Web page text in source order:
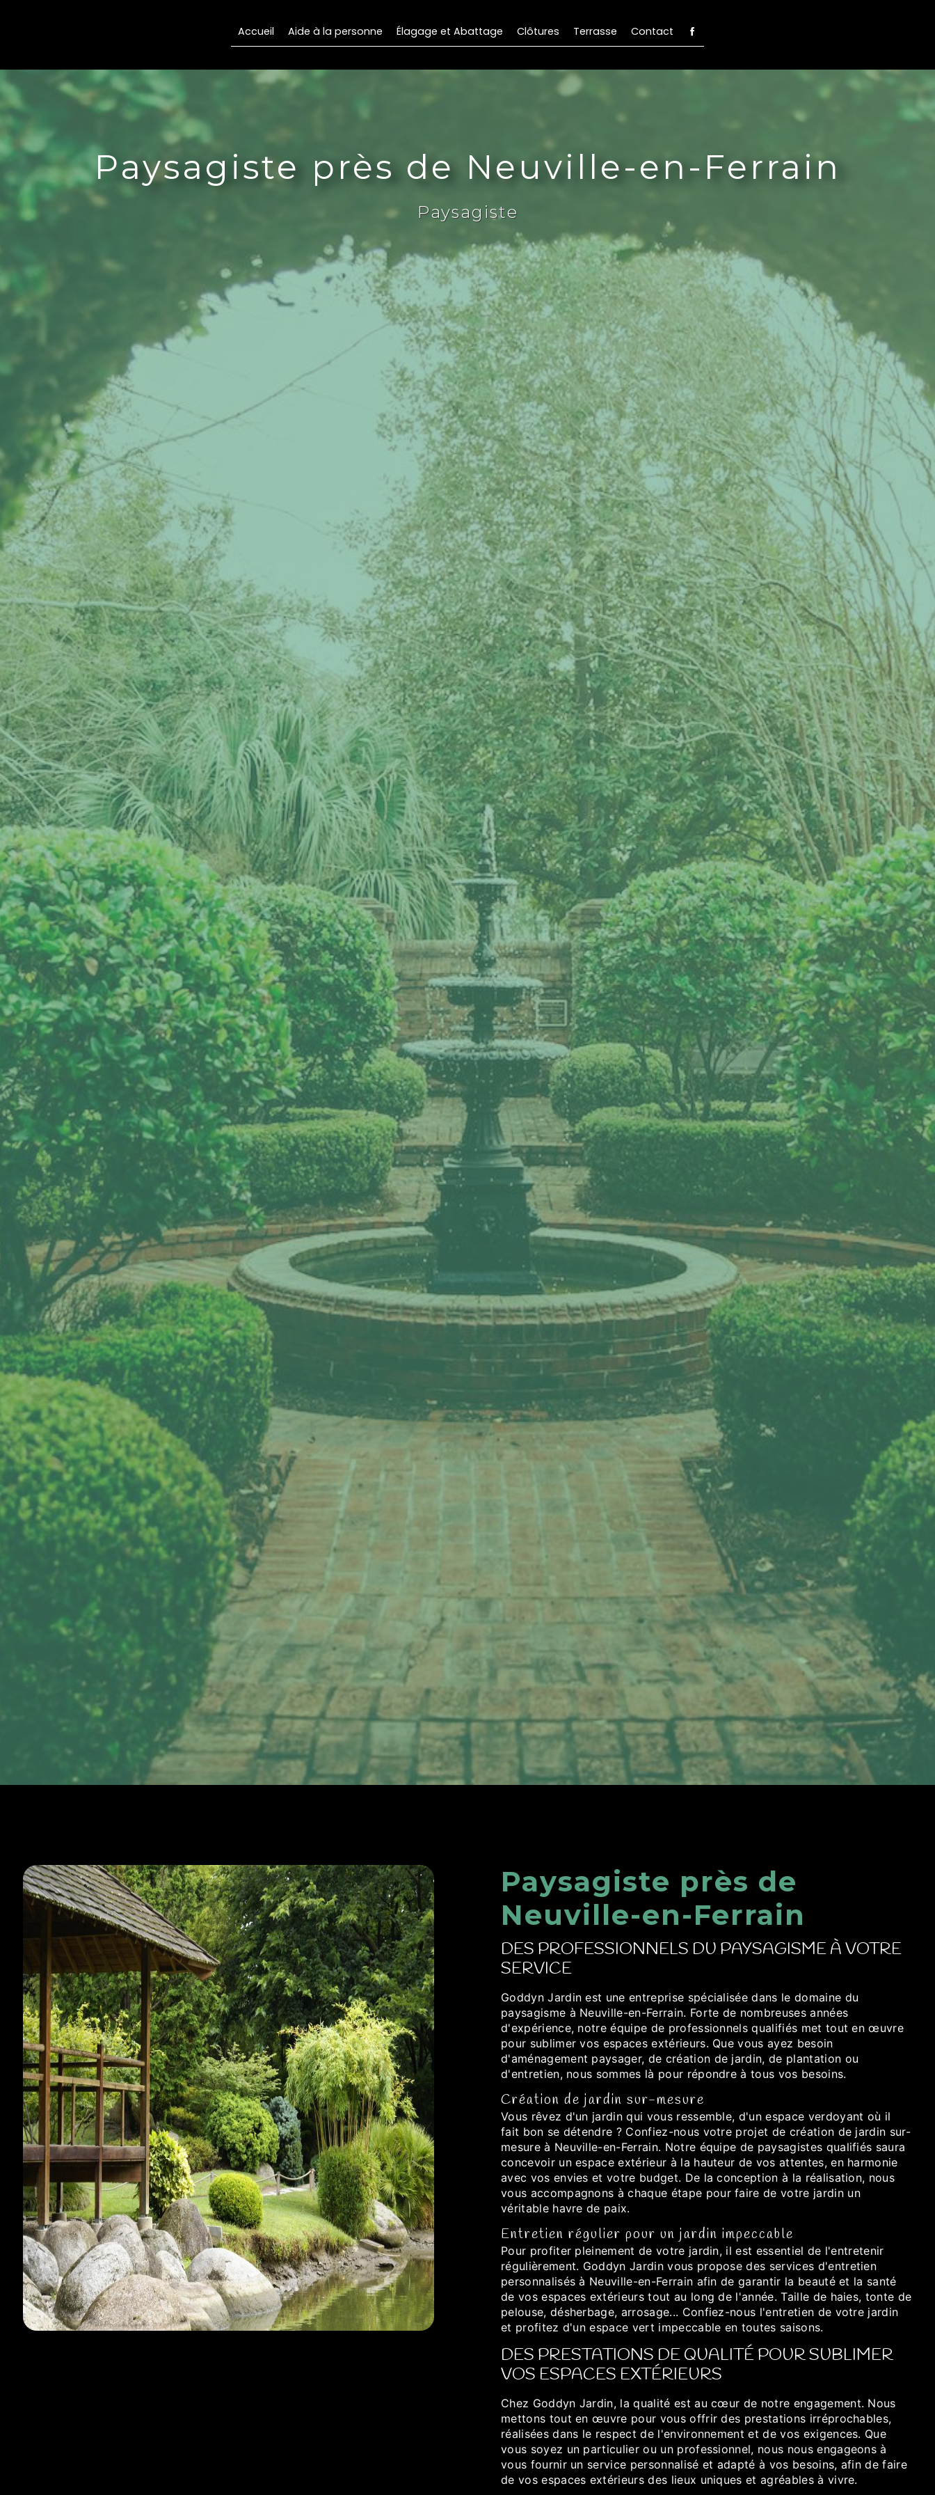
Accueil Aide à la personne Élagage et Abattage Clôtures Terrasse Contact
Paysagiste près de Neuville-en-Ferrain
Paysagiste
Paysagiste près de
Neuville-en-Ferrain
DES PROFESSIONNELS DU PAYSAGISME À VOTRE
SERVICE
Goddyn Jardin est une entreprise spécialisée dans le domaine du
paysagisme à Neuville-en-Ferrain. Forte de nombreuses années
d'expérience, notre équipe de professionnels qualifiés met tout en œuvre
pour sublimer vos espaces extérieurs. Que vous ayez besoin
d'aménagement paysager, de création de jardin, de plantation ou
d'entretien, nous sommes là pour répondre à tous vos besoins.
Création de jardin sur-mesure
Vous rêvez d'un jardin qui vous ressemble, d'un espace verdoyant où il
fait bon se détendre ? Confiez-nous votre projet de création de jardin sur-
mesure à Neuville-en-Ferrain. Notre équipe de paysagistes qualifiés saura
concevoir un espace extérieur à la hauteur de vos attentes, en harmonie
avec vos envies et votre budget. De la conception à la réalisation, nous
vous accompagnons à chaque étape pour faire de votre jardin un
véritable havre de paix.
Entretien régulier pour un jardin impeccable
Pour profiter pleinement de votre jardin, il est essentiel de l'entretenir
régulièrement. Goddyn Jardin vous propose des services d'entretien
personnalisés à Neuville-en-Ferrain afin de garantir la beauté et la santé
de vos espaces extérieurs tout au long de l'année. Taille de haies, tonte de
pelouse, désherbage, arrosage... Confiez-nous l'entretien de votre jardin
et profitez d'un espace vert impeccable en toutes saisons.
DES PRESTATIONS DE QUALITÉ POUR SUBLIMER
VOS ESPACES EXTÉRIEURS
Chez Goddyn Jardin, la qualité est au cœur de notre engagement. Nous
mettons tout en œuvre pour vous offrir des prestations irréprochables,
réalisées dans le respect de l'environnement et de vos exigences. Que
vous soyez un particulier ou un professionnel, nous nous engageons à
vous fournir un service personnalisé et adapté à vos besoins, afin de faire
de vos espaces extérieurs des lieux uniques et agréables à vivre.